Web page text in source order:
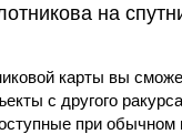
на
карты вы
с другого
при обычном